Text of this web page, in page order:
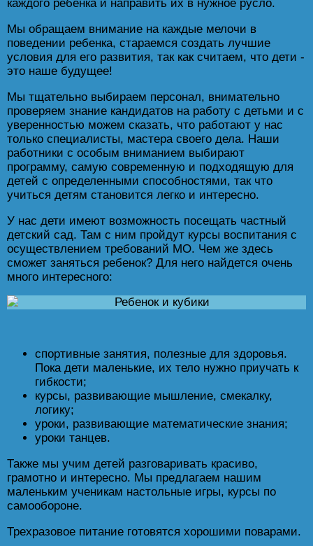
каждого ребенка и направить их в нужное русло.
Мы обращаем внимание на каждые мелочи в
поведении ребенка, стараемся создать лучшие
условия для его развития, так как считаем, что дети -
это наше будущее!
Мы тщательно выбираем персонал, внимательно
проверяем знание кандидатов на работу с детьми и с
уверенностью можем сказать, что работают у нас
только специалисты, мастера своего дела. Наши
работники с особым вниманием выбирают
программу, самую современную и подходящую для
детей с определенными способностями, так что
учиться детям становится легко и интересно.
У нас дети имеют возможность посещать частный
детский сад. Там с ним пройдут курсы воспитания с
осуществлением требований МО. Чем же здесь
сможет заняться ребенок? Для него найдется очень
много интересного:
спортивные занятия, полезные для здоровья.
Пока дети маленькие, их тело нужно приучать к
гибкости;
курсы, развивающие мышление, смекалку,
логику;
уроки, развивающие математические знания;
уроки танцев.
Также мы учим детей разговаривать красиво,
грамотно и интересно. Мы предлагаем нашим
маленьким ученикам настольные игры, курсы по
самообороне.
Трехразовое питание готовятся хорошими поварами.